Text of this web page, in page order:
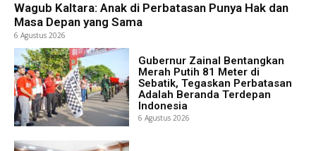
Wagub Kaltara: Anak di Perbatasan Punya Hak dan
Masa Depan yang Sama
6 Agustus 2026
Gubernur Zainal Bentangkan
Merah Putih 81 Meter di
Sebatik, Tegaskan Perbatasan
Adalah Beranda Terdepan
Indonesia
6 Agustus 2026